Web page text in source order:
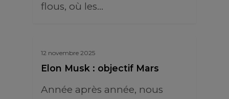
flous, où les…
12 novembre 2025
Elon Musk : objectif Mars
Année après année, nous